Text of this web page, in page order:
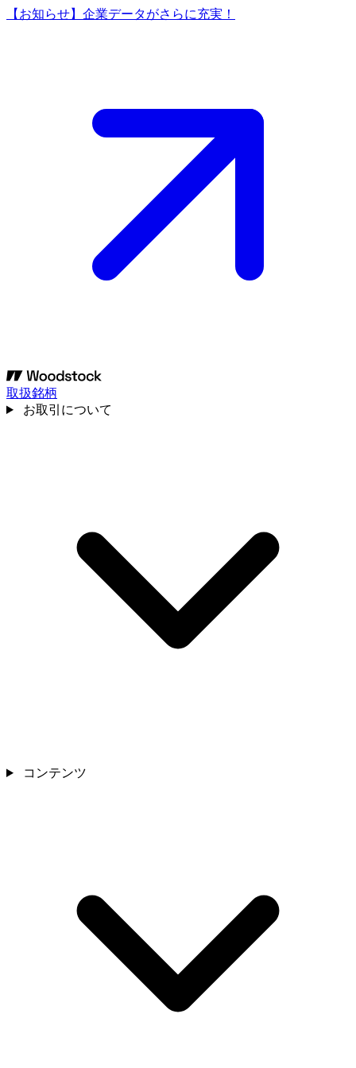
【お知らせ】企業データがさらに充実！
取扱銘柄
お取引について
コンテンツ